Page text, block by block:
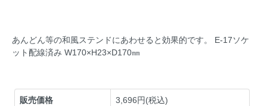
あんどん等の和風ステンドにあわせると効果的です。 E-17ソケ
ット配線済み W170×H23×D170㎜
販売価格 3,696円(税込)